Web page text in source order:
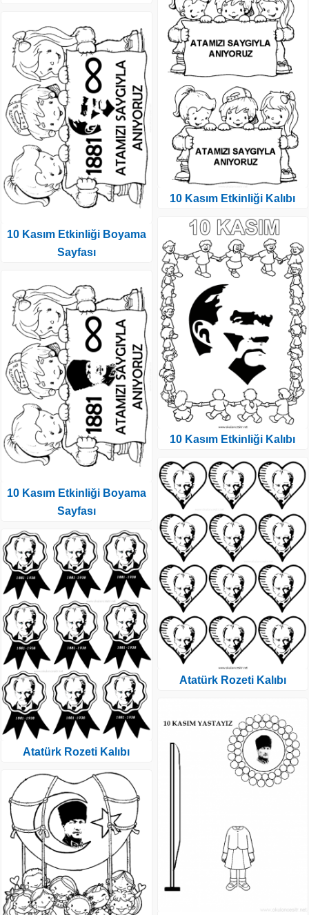
10 Kasım Etkinliği Boyama
Sayfası
10 Kasım Etkinliği Boyama
Sayfası
Atatürk Rozeti Kalıbı
10 Kasım Etkinliği Kalıbı
10 Kasım Etkinliği Kalıbı
Atatürk Rozeti Kalıbı